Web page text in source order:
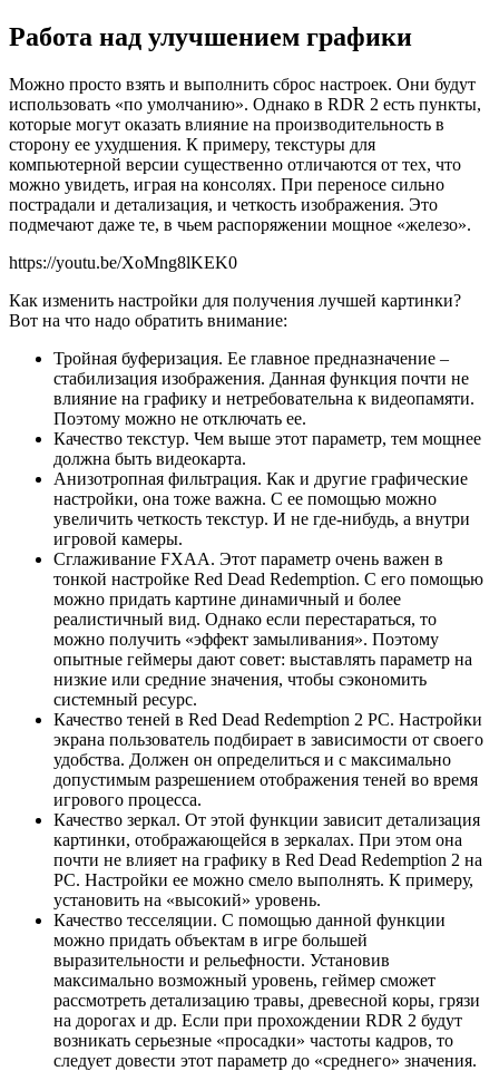
Работа над улучшением графики
Можно просто взять и выполнить сброс настроек. Они будут
использовать «по умолчанию». Однако в RDR 2 есть пункты,
которые могут оказать влияние на производительность в
сторону ее ухудшения. К примеру, текстуры для
компьютерной версии существенно отличаются от тех, что
можно увидеть, играя на консолях. При переносе сильно
пострадали и детализация, и четкость изображения. Это
подмечают даже те, в чьем распоряжении мощное «железо».
https://youtu.be/XoMng8lKEK0
Как изменить настройки для получения лучшей картинки?
Вот на что надо обратить внимание:
Тройная буферизация. Ее главное предназначение –
стабилизация изображения. Данная функция почти не
влияние на графику и нетребовательна к видеопамяти.
Поэтому можно не отключать ее.
Качество текстур. Чем выше этот параметр, тем мощнее
должна быть видеокарта.
Анизотропная фильтрация. Как и другие графические
настройки, она тоже важна. С ее помощью можно
увеличить четкость текстур. И не где-нибудь, а внутри
игровой камеры.
Сглаживание FXAA. Этот параметр очень важен в
тонкой настройке Red Dead Redemption. С его помощью
можно придать картине динамичный и более
реалистичный вид. Однако если перестараться, то
можно получить «эффект замыливания». Поэтому
опытные геймеры дают совет: выставлять параметр на
низкие или средние значения, чтобы сэкономить
системный ресурс.
Качество теней в Red Dead Redemption 2 PC. Настройки
экрана пользователь подбирает в зависимости от своего
удобства. Должен он определиться и с максимально
допустимым разрешением отображения теней во время
игрового процесса.
Качество зеркал. От этой функции зависит детализация
картинки, отображающейся в зеркалах. При этом она
почти не влияет на графику в Red Dead Redemption 2 на
РС. Настройки ее можно смело выполнять. К примеру,
установить на «высокий» уровень.
Качество тесселяции. С помощью данной функции
можно придать объектам в игре большей
выразительности и рельефности. Установив
максимально возможный уровень, геймер сможет
рассмотреть детализацию травы, древесной коры, грязи
на дорогах и др. Если при прохождении RDR 2 будут
возникать серьезные «просадки» частоты кадров, то
следует довести этот параметр до «среднего» значения.